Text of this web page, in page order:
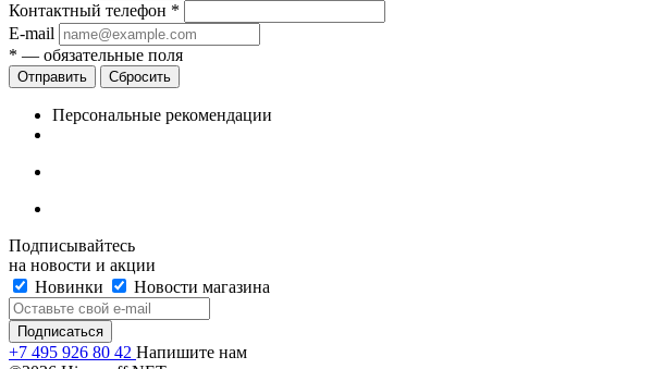
Контактный телефон *
E-mail
* — обязательные поля
Сбросить
Персональные рекомендации
Подписывайтесь
на новости и акции
Новинки
Новости магазина
+7 495 926 80 42 Напишите нам